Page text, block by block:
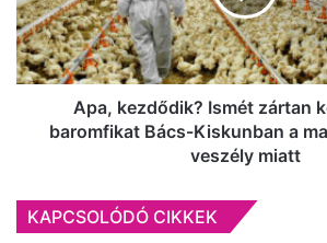
tartani
a
baromfikat
Bács-
Kiskunban
miatt
Apa, kezdődik? Ismét zártan
baromfikat Bács-Kiskunban a
veszély miatt
KAPCSOLÓDÓ CIKKEK